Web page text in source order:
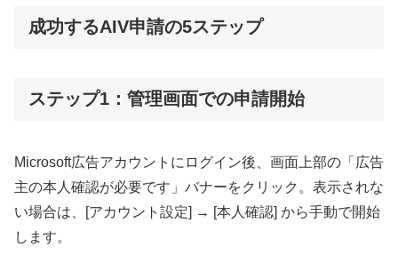
成功するAIV申請の5ステップ
ステップ1：管理画面での申請開始
Microsoft広告アカウントにログイン後、画面上部の「広告
主の本人確認が必要です」バナーをクリック。表示されな
い場合は、[アカウント設定] → [本人確認] から手動で開始
します。